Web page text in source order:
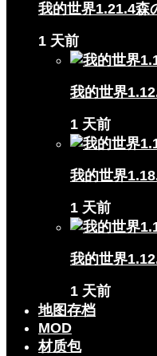
我的世界1.21.4森
1 天前
我的世界
1 天前
我的世界
1 天前
我的世界
1 天前
地图存档
MOD
材质包